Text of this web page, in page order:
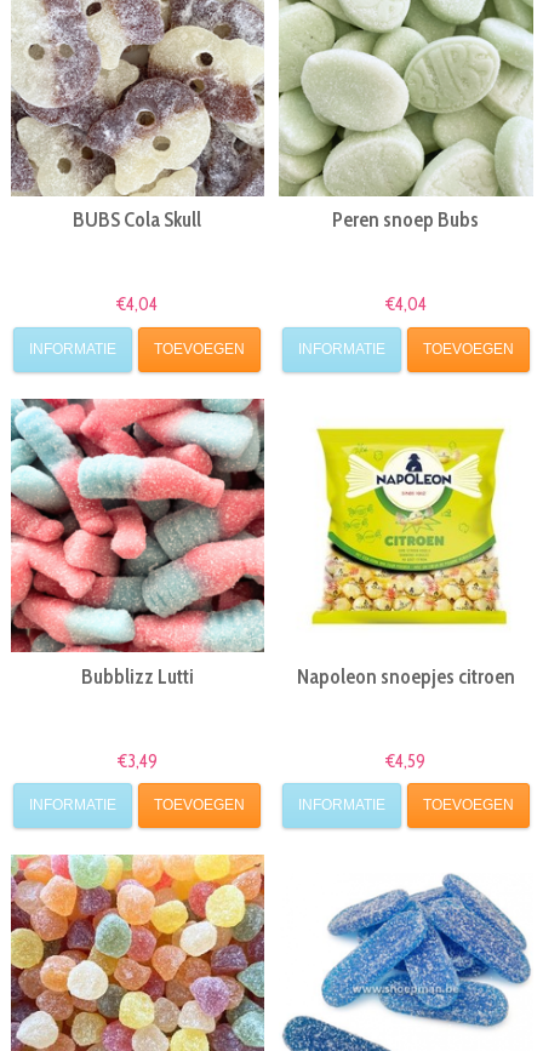
BUBS Cola Skull
€4,04
INFORMATIE TOEVOEGEN
Peren snoep Bubs
€4,04
INFORMATIE TOEVOEGEN
Bubblizz Lutti
€3,49
INFORMATIE TOEVOEGEN
Napoleon snoepjes citroen
€4,59
INFORMATIE TOEVOEGEN